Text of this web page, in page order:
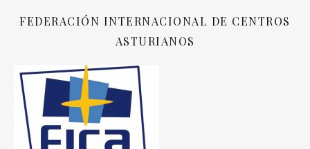
FEDERACIÓN INTERNACIONAL DE CENTROS
ASTURIANOS